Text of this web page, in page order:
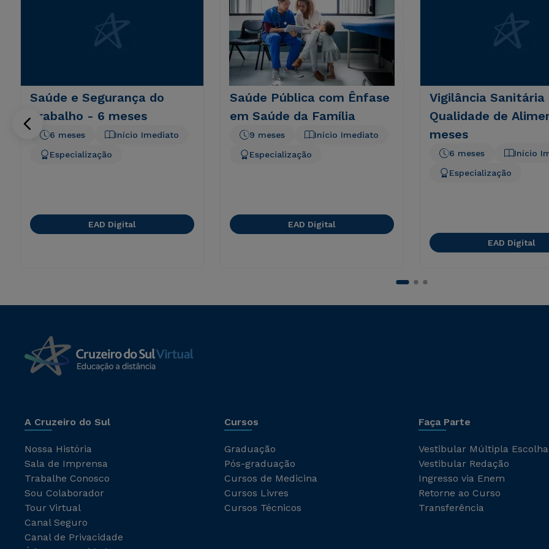
Saúde e Segurança do
Trabalho - 6 meses
Início Imediato
6 meses
Especialização
EAD Digital
Saúde Pública com Ênfase
em Saúde da Família
Início Imediato
9 meses
Especialização
EAD Digital
Vigilância Sanitária
Qualidade de
meses
Início
6 meses
Especialização
EAD Digital
A Cruzeiro do Sul
Nossa História
Sala de Imprensa
Trabalhe Conosco
Sou Colaborador
Tour Virtual
Canal Seguro
Canal de Privacidade
Cursos
Graduação
Pós-graduação
Cursos de Medicina
Cursos Livres
Cursos Técnicos
Faça Parte
Vestibular Múltipla Escolha
Vestibular Redação
Ingresso via Enem
Retorne ao Curso
Transferência